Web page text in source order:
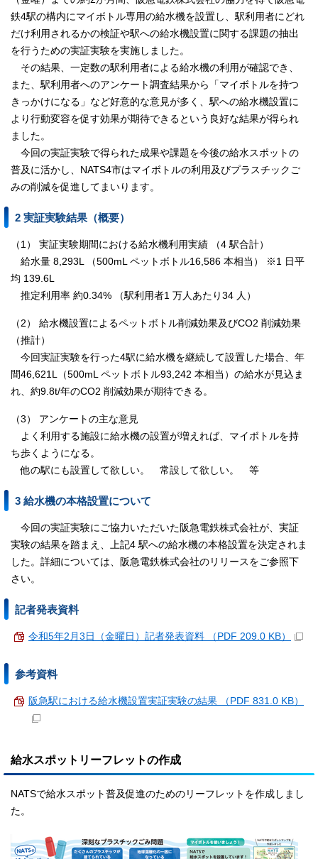
鉄4駅の構内にマイボトル専用の給水機を設置し、駅利用者にどれ
だけ利用されるかの検証や駅への給水機設置に関する課題の抽出
を行うための実証実験を実施しました。
その結果、一定数の駅利用者による給水機の利用が確認でき、
また、駅利用者へのアンケート調査結果から「マイボトルを持つ
きっかけになる」など好意的な意見が多く、駅への給水機設置に
より行動変容を促す効果が期待できるという良好な結果が得られ
ました。
今回の実証実験で得られた成果や課題を今後の給水スポットの
普及に活かし、NATS4市はマイボトルの利用及びプラスチックご
みの削減を促進してまいります。
2 実証実験結果（概要）
（1） 実証実験期間における給水機利用実績 （4 駅合計）
給水量 8,293L （500mL ペットボトル16,586 本相当） ※1 日平
均 139.6L
推定利用率 約0.34% （駅利用者1 万人あたり34 人）
（2） 給水機設置によるペットボトル削減効果及びCO2 削減効果
（推計）
今回実証実験を行った4駅に給水機を継続して設置した場合、年
間46,621L（500mL ペットボトル93,242 本相当）の給水が見込ま
れ、約9.8t/年のCO2 削減効果が期待できる。
（3） アンケートの主な意見
よく利用する施設に給水機の設置が増えれば、マイボトルを持
ち歩くようになる。
他の駅にも設置して欲しい。 常設して欲しい。 等
3 給水機の本格設置について
今回の実証実験にご協力いただいた阪急電鉄株式会社が、実証
実験の結果を踏まえ、上記4 駅への給水機の本格設置を決定されま
した。詳細については、阪急電鉄株式会社のリリースをご参照下
さい。
記者発表資料
令和5年2月3日（金曜日）記者発表資料 （PDF 209.0 KB）
参考資料
阪急駅における給水機設置実証実験の結果 （PDF 831.0 KB）
給水スポットリーフレットの作成
NATSで給水スポット普及促進のためのリーフレットを作成しまし
た。